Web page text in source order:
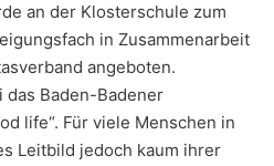
an der Klosterschule zum
in Zusammenarbeit
angeboten.
das Baden-Badener
life“. Für viele Menschen in
Leitbild jedoch kaum ihrer